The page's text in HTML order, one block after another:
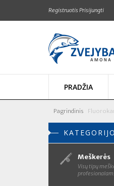
RegistruotisPrisijungti
PRADŽIA
Pagrindinis
Meškerės
Visų tipų